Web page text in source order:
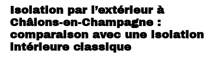
Isolation par l’extérieur à
Châlons-en-Champagne :
comparaison avec une isolation
intérieure classique